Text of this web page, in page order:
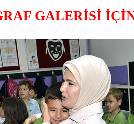
GALERİSİ